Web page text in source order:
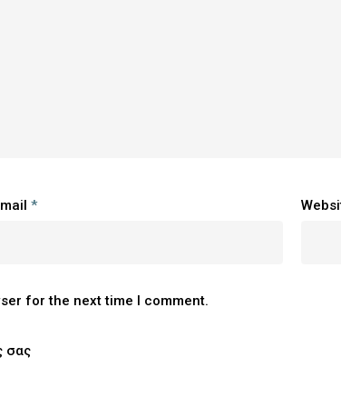
*
for the next time I comment.
σας